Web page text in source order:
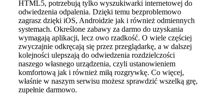
HTML5, potrzebują tylko wyszukiwarki internetowej do
odwiedzenia odpalenia. Dzięki temu bezproblemowo
zagrasz dzięki iOS, Androidzie jak i również odmiennych
systemach. Określone zabawy za darmo do uzyskania
wymagają aplikacji, lecz owo rzadkość. O wiele częściej
zwyczajnie odkręcają się przez przeglądarkę, a w dalszej
kolejności ulepszają do odwiedzenia rozdzielczości
naszego własnego urządzenia, czyli ustanowieniem
komfortową jak i również miłą rozgrywkę. Co więcej,
właśnie w naszym serwisu możesz sprawdzić wszelką grę,
zupełnie darmowo.